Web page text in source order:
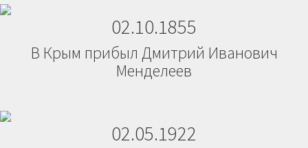
02.10.1855
В Крым прибыл Дмитрий Иванович
Менделеев
02.05.1922